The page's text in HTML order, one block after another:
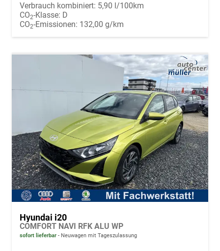
Verbrauch kombiniert: 5,90 l/100km
CO2-Klasse: D
CO2-Emissionen: 132,00 g/km
Hyundai i20
COMFORT NAVI RFK ALU WP
sofort lieferbar Neuwagen mit Tageszulassung